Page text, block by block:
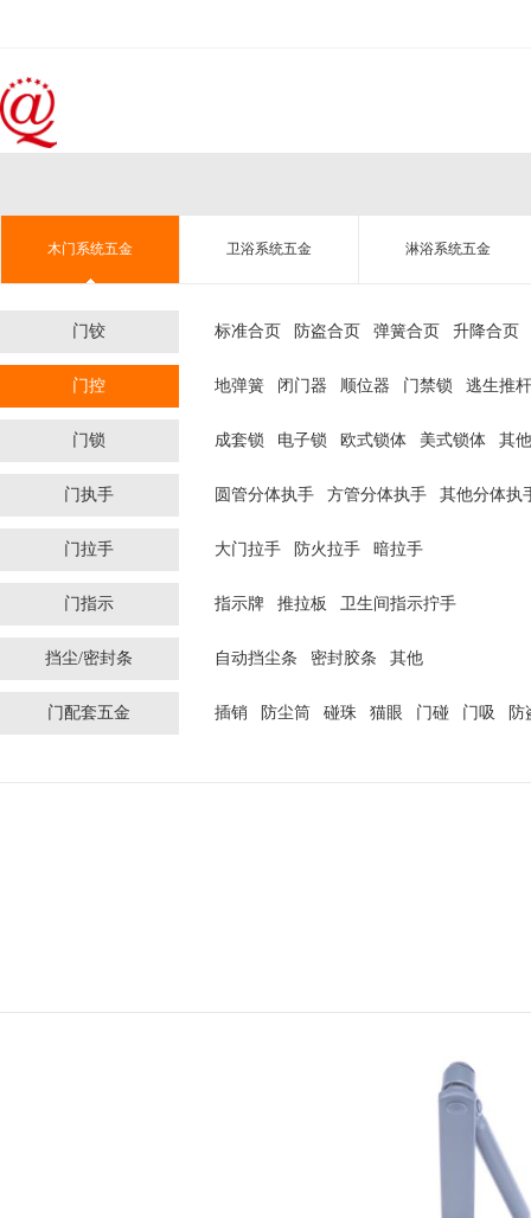
木门系统五金 卫浴系统五金 淋浴系统五金
门铰 标准合页 防盗合页 弹簧合页 升降合页
门控 地弹簧 闭门器 顺位器 门禁锁 逃生推
门锁 成套锁 电子锁 欧式锁体 美式锁体 其
门执手 圆管分体执手 方管分体执手 其他分体执
门拉手 大门拉手 防火拉手 暗拉手
门指示 指示牌 推拉板 卫生间指示拧手
挡尘/密封条 自动挡尘条 密封胶条 其他
门配套五金 插销 防尘筒 碰珠 猫眼 门碰 门吸 防